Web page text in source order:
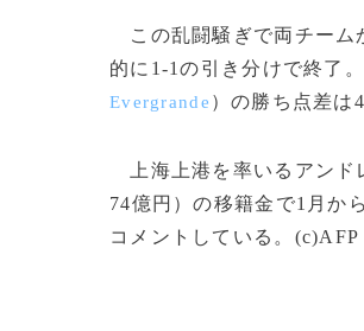
この乱闘騒ぎで両チーム
的に1-1の引き分けで終了
Evergrande ）の勝ち点差は
上海上港を率いるアンド
74億円）の移籍金で1月か
コメントしている。(c)AFP